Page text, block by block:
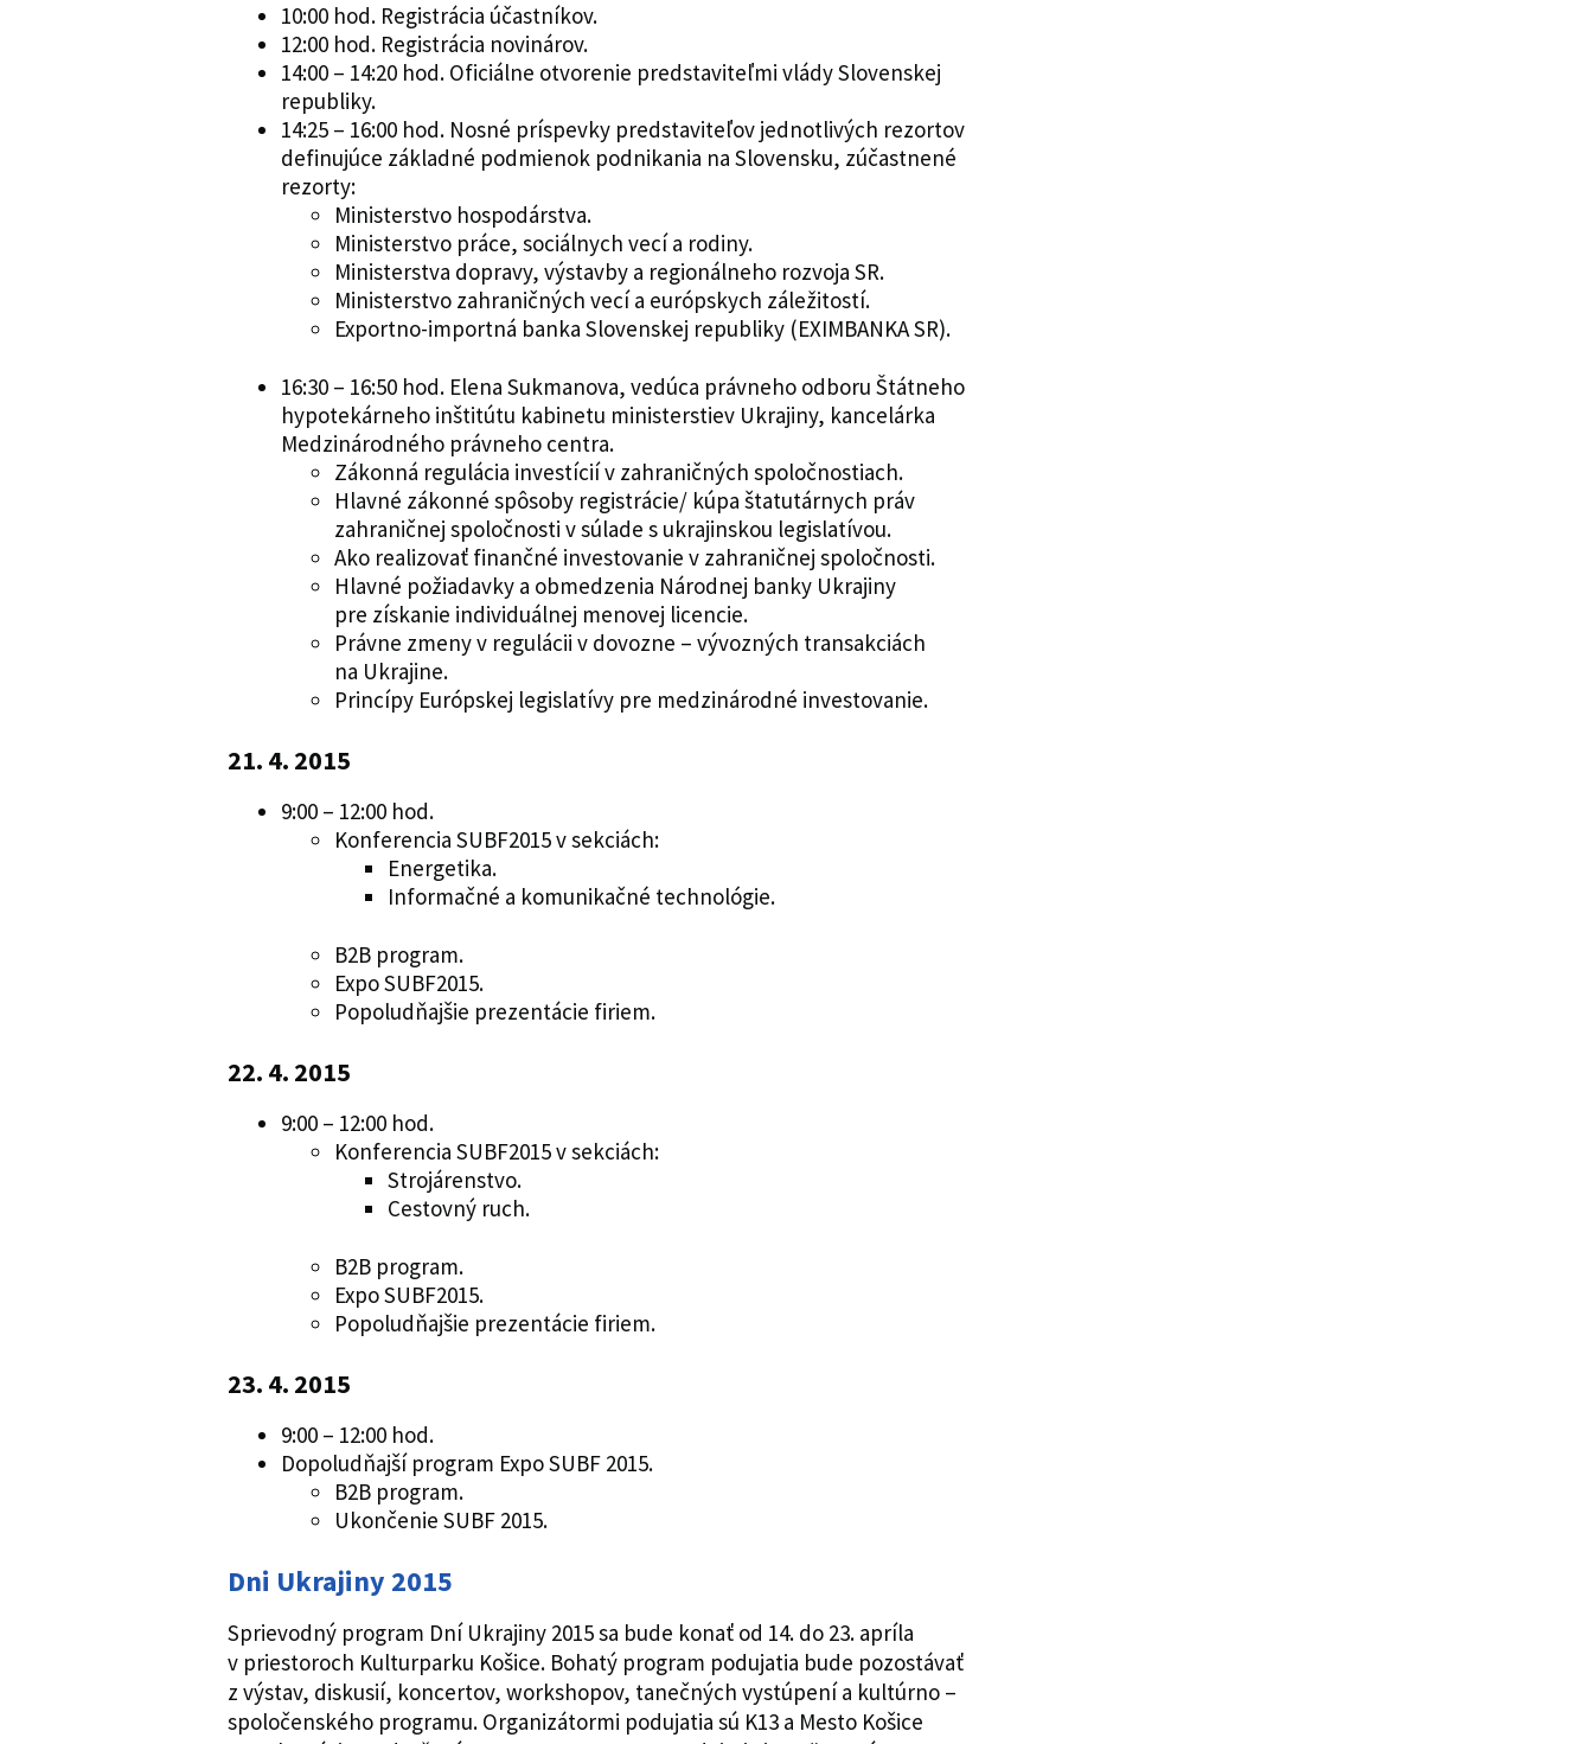
10:00 hod. Registrácia účastníkov.
12:00 hod. Registrácia novinárov.
14:00 – 14:20 hod. Oficiálne otvorenie predstaviteľmi vlády Slovenskej
republiky.
14:25 – 16:00 hod. Nosné príspevky predstaviteľov jednotlivých rezortov
definujúce základné podmienok podnikania na Slovensku, zúčastnené
rezorty:
Ministerstvo hospodárstva.
Ministerstvo práce, sociálnych vecí a rodiny.
Ministerstva dopravy, výstavby a regionálneho rozvoja SR.
Ministerstvo zahraničných vecí a európskych záležitostí.
Exportno-importná banka Slovenskej republiky (EXIMBANKA SR).
16:30 – 16:50 hod. Elena Sukmanova, vedúca právneho odboru Štátneho
hypotekárneho inštitútu kabinetu ministerstiev Ukrajiny, kancelárka
Medzinárodného právneho centra.
Zákonná regulácia investícií v zahraničných spoločnostiach.
Hlavné zákonné spôsoby registrácie/ kúpa štatutárnych práv
zahraničnej spoločnosti v súlade s ukrajinskou legislatívou.
Ako realizovať finančné investovanie v zahraničnej spoločnosti.
Hlavné požiadavky a obmedzenia Národnej banky Ukrajiny
pre získanie individuálnej menovej licencie.
Právne zmeny v regulácii v dovozne – vývozných transakciách
na Ukrajine.
Princípy Európskej legislatívy pre medzinárodné investovanie.
21. 4. 2015
9:00 – 12:00 hod.
Konferencia SUBF2015 v sekciách:
Energetika.
Informačné a komunikačné technológie.
B2B program.
Expo SUBF2015.
Popoludňajšie prezentácie firiem.
22. 4. 2015
9:00 – 12:00 hod.
Konferencia SUBF2015 v sekciách:
Strojárenstvo.
Cestovný ruch.
B2B program.
Expo SUBF2015.
Popoludňajšie prezentácie firiem.
23. 4. 2015
9:00 – 12:00 hod.
Dopoludňajší program Expo SUBF 2015.
B2B program.
Ukončenie SUBF 2015.
Dni Ukrajiny 2015
Sprievodný program Dní Ukrajiny 2015 sa bude konať od 14. do 23. apríla
v priestoroch Kulturparku Košice. Bohatý program podujatia bude pozostávať
z výstav, diskusií, koncertov, workshopov, tanečných vystúpení a kultúrno –
spoločenského programu. Organizátormi podujatia sú K13 a Mesto Košice